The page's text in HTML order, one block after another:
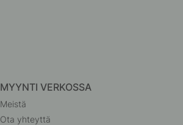
MYYNTI VERKOSSA
Meistä
Ota yhteyttä